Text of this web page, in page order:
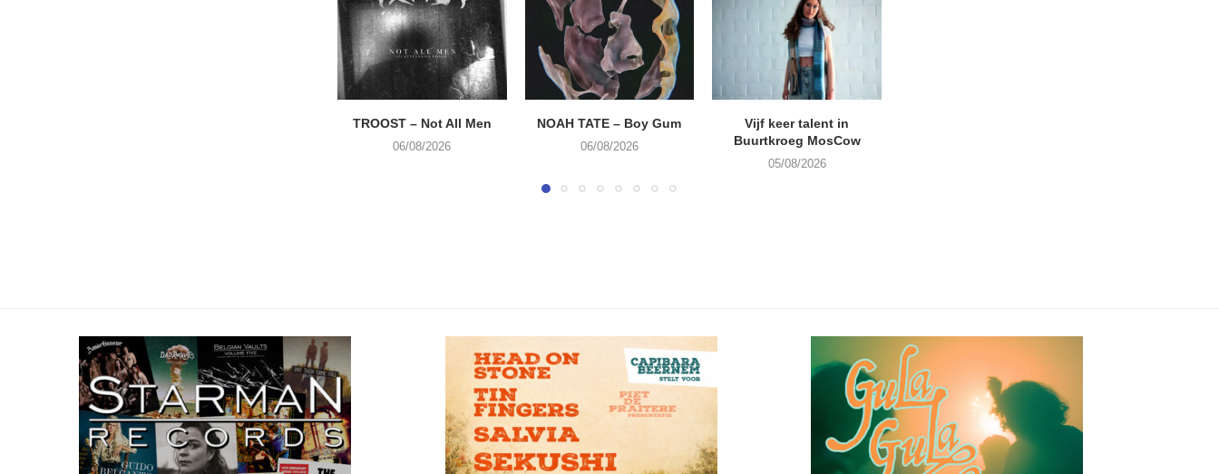
TROOST – Not All Men
06/08/2026
NOAH TATE – Boy Gum
06/08/2026
Vijf keer talent in
Buurtkroeg MosCow
05/08/2026